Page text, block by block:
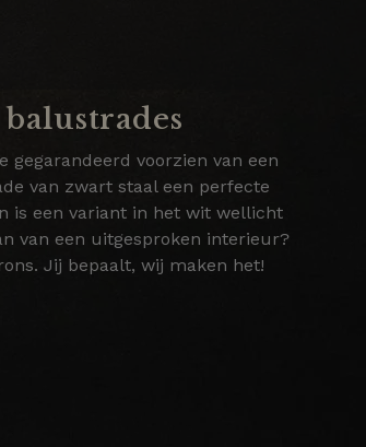
voorzien van een
van zwart staal een perfecte
is een variant in het wit wellicht
van een uitgesproken interieur?
Jij bepaalt, wij maken het!